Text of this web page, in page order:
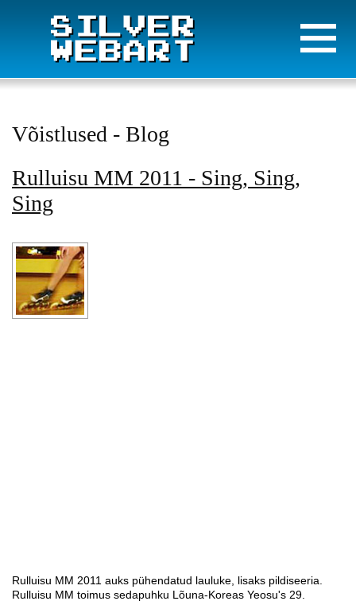
Võistlused - Blog
Rulluisu MM 2011 - Sing, Sing,
Sing
Rulluisu MM 2011 auks pühendatud lauluke, lisaks pildiseeria.
Rulluisu MM toimus sedapuhku Lõuna-Koreas Yeosu's 29.